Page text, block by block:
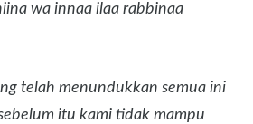
wa innaa ilaa rabbinaa
telah menundukkan semua ini
itu kami tidak mampu